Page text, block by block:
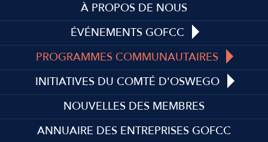
À PROPOS DE NOUS
ÉVÉNEMENTS GOFCC
PROGRAMMES COMMUNAUTAIRES
INITIATIVES DU COMTÉ D'OSWEGO
NOUVELLES DES MEMBRES
ANNUAIRE DES ENTREPRISES GOFCC